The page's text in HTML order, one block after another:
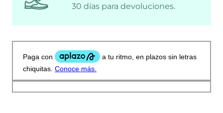
30 días para devoluciones.